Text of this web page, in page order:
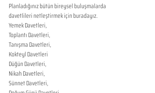
Planladığınız bütün bireysel buluşmalarda
davetlileri netleştirmek için buradayız.
Yemek Davetleri,
Toplantı Davetleri,
Tanışma Davetleri,
Kokteyl Davetleri
Düğün Davetleri,
Nikah Davetleri,
Sünnet Davetleri,